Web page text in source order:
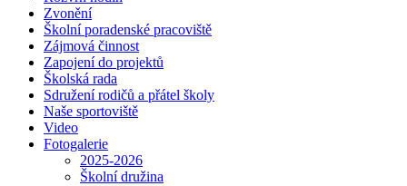
Zvonění
Školní poradenské pracoviště
Zájmová činnost
Zapojení do projektů
Školská rada
Sdružení rodičů a přátel školy
Naše sportoviště
Video
Fotogalerie
2025-2026
Školní družina